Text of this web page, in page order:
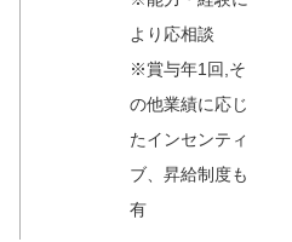
より応相談
※賞与年1回,そ
の他業績に応じ
たインセンティ
ブ、昇給制度も
有